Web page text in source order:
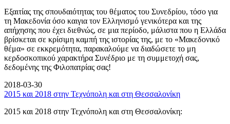
Εξαιτίας της σπουδαιότητας του θέματος του Συνεδρίου, τόσο για
τη Μακεδονία όσο καιγια τον Ελληνισμό γενικότερα και της
απήχησης που έχει διεθνώς, σε μια περίοδο, μάλιστα που η Ελλάδα
βρίσκεται σε κρίσιμη καμπή της ιστορίας της, με το «Μακεδονικό
θέμα» σε εκκρεμότητα, παρακαλούμε να διαδώσετε το μη
κερδοσκοπικού χαρακτήρα Συνέδριο με τη συμμετοχή σας,
δεδομένης της Φιλοπατρίας σας!
2018-03-30
2015 και 2018 στην Τεχνόπολη και στη Θεσσαλονίκη
2015 και 2018 στην Τεχνόπολη και στη Θεσσαλονίκη: